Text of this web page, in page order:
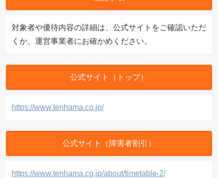
対象者や優待内容の詳細は、公式サイトをご確認いただ
くか、運営事業者にお確かめください。
公式サイト（トップ）
https://www.tenhama.co.jp/
公式サイト（障害者割引）
https://www.tenhama.co.jp/about/timetable-2/